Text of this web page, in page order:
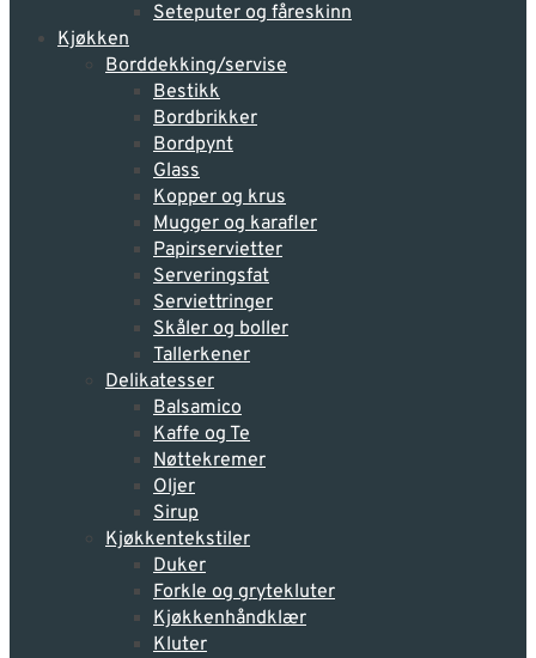
Seteputer og fåreskinn
Kjøkken
Borddekking/servise
Bestikk
Bordbrikker
Bordpynt
Glass
Kopper og krus
Mugger og karafler
Papirservietter
Serveringsfat
Serviettringer
Skåler og boller
Tallerkener
Delikatesser
Balsamico
Kaffe og Te
Nøttekremer
Oljer
Sirup
Kjøkkentekstiler
Duker
Forkle og grytekluter
Kjøkkenhåndklær
Kluter